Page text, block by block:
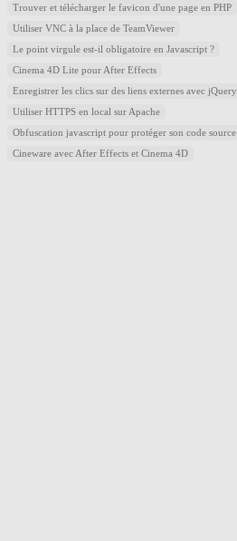
Trouver et télécharger le favicon d'une page en PHP
Utiliser VNC à la place de TeamViewer
Le point virgule est-il obligatoire en Javascript ?
Cinema 4D Lite pour After Effects
Enregistrer les clics sur des liens externes avec jQuery
Utiliser HTTPS en local sur Apache
Obfuscation javascript pour protéger son code source
Cineware avec After Effects et Cinema 4D